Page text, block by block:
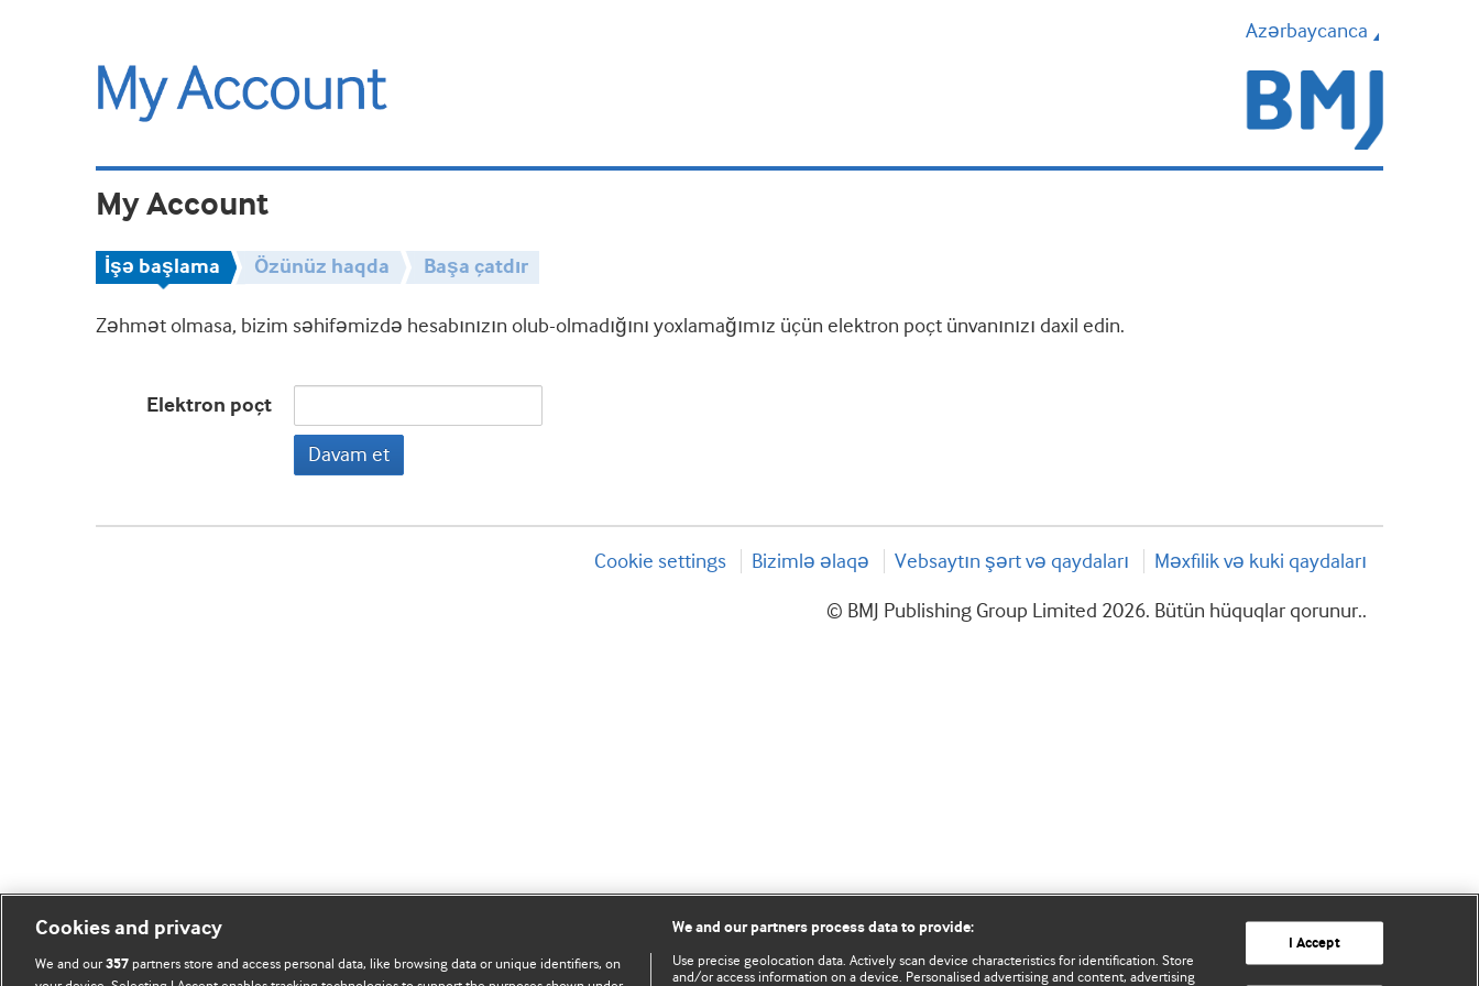
Azərbaycanca
My Account
İşə başlama Özünüz haqda Başa çatdır
Zəhmət olmasa, bizim səhifəmizdə hesabınızın olub-olmadığını yoxlamağımız üçün elektron poçt ünvanınızı daxil edin.
Elektron poçt
Davam et
Cookie settings Bizimlə əlaqə Vebsaytın şərt və qaydaları Məxfilik və kuki qaydaları
© BMJ Publishing Group Limited 2026. Bütün hüquqlar qorunur..
Cookies and privacy
We and our357 partners store and access personal data, like browsing data or unique identifiers, on
We and our partners process data to provide:
Use precise geolocation data. Actively scan device characteristics for identification. Store
and/or access information on a device. Personalised advertising and content, advertising
I Accept